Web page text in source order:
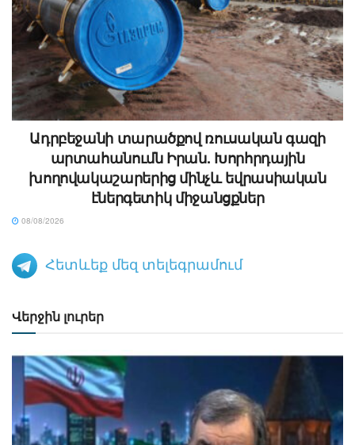
Ադրբեջանի տարածքով ռուսական գազի
արտահանումն Իրան. Խորհրդային
խողովակաշարերից մինչև եվրասիական
էներգետիկ միջանցքներ
08/08/2026
Հետևեք մեզ տելեգրամում
Վերջին լուրեր